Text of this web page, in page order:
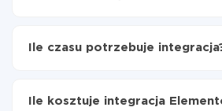
Wrike
Elementor do Wrike
Ile czasu potrzebuje
od 5 do 30 minut. Konfiguracja
Ile kosztuje integracja